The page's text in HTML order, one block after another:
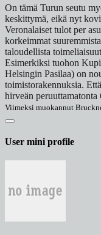
On tämä Turun seutu
keskittymä, eikä nyt
Veronalaiset tulot per
korkeimmat
taloudellista
Esimerkiksi tuohon
Helsingin Pasilaa) on
toimistorakennuksia.
hirveän
Viimeksi muokannut
User mini profile